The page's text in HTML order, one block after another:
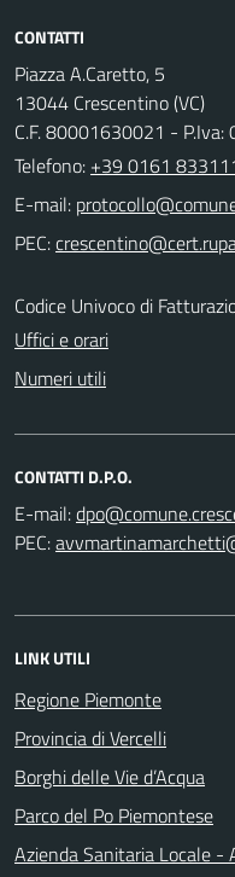
CONTATTI
Piazza A.Caretto, 5
13044 Crescentino (VC)
C.F. 80001630021 -
Telefono: +39 0161
E-mail:
PEC:
Codice Univoco di
Uffici e orari
Numeri utili
CONTATTI D.P.O.
E-mail:
PEC:
LINK UTILI
Regione Piemonte
Provincia di Vercelli
Borghi delle Vie d’Acqua
Parco del Po Piemontese
Azienda Sanitaria Locale -